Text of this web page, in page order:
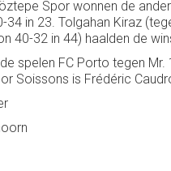
Spor wonnen de
34 in 23. Tolgahan Kiraz
40-32 in 44) haalden de
spelen FC Porto tegen
Soissons is Frédéric